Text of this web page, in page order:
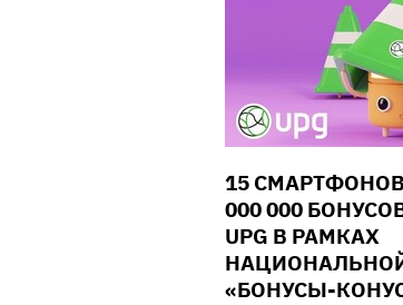
15 СМАРТФОНОВ
000 000
UPG В РАМКАХ
«БОНУСЫ-